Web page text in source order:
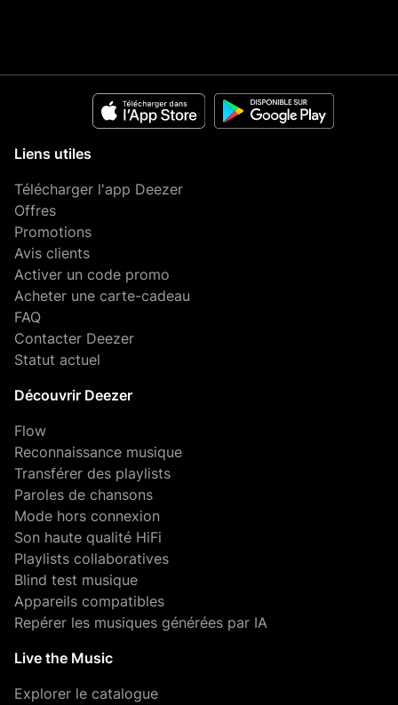
Liens utiles
Télécharger l'app Deezer
Offres
Promotions
Avis clients
Activer un code promo
Acheter une carte-cadeau
FAQ
Contacter Deezer
Statut actuel
Découvrir Deezer
Flow
Reconnaissance musique
Transférer des playlists
Paroles de chansons
Mode hors connexion
Son haute qualité HiFi
Playlists collaboratives
Blind test musique
Appareils compatibles
Repérer les musiques générées par IA
Live the Music
Explorer le catalogue